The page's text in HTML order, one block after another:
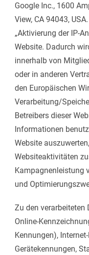
Google Inc., 1600
View, CA 94043,
„Aktivierung der IP-
Website. Dadurch
innerhalb von
oder in anderen
den Europäischen
Verarbeitung/
Betreibers dieser
Informationen
Website
Websiteaktivitäten
Kampagnenleistung
und
Zu den verarbeiteten
Online-
Kennungen),
Gerätekennungen,